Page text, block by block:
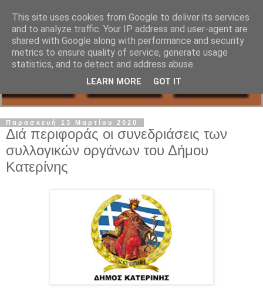
Παρασκευή 13 Μαρτίου 2020
Διά περιφοράς οι συνεδριάσεις των
συλλογικών οργάνων του Δήμου
Κατερίνης
This site uses cookies from Google to deliver its services
and to analyze traffic. Your IP address and user-agent are
shared with Google along with performance and security
metrics to ensure quality of service, generate usage
statistics, and to detect and address abuse.
LEARN MORE GOT IT